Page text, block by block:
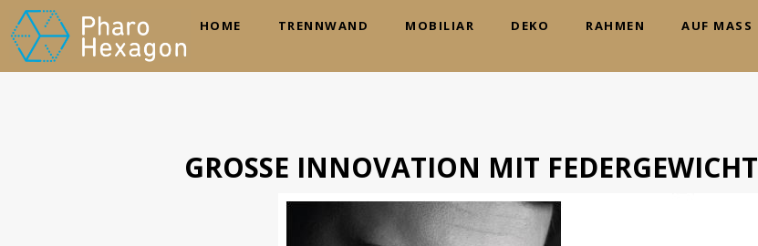
HOME TRENNWAND MOBILIAR DEKO RAHMEN AUF MASS
GROSSE INNOVATION MIT FEDERGEWICHT